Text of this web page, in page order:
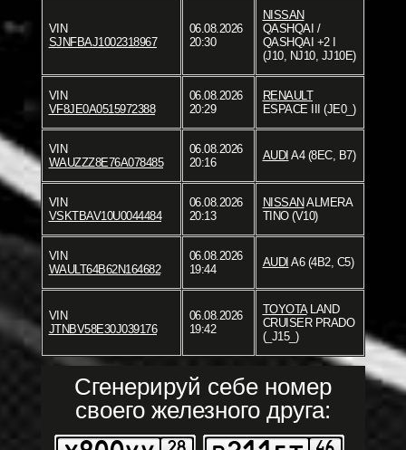
VIN
SJNFBAJ1002318967
06.08.2026
20:30
NISSAN
QASHQAI /
QASHQAI +2 I
(J10, NJ10, JJ10E)
VIN
VF8JE0A0515972388
06.08.2026
20:29
RENAULT
ESPACE III (JE0_)
VIN
WAUZZZ8E76A078485
06.08.2026
20:16
AUDI A4 (8EC, B7)
VIN
VSKTBAV10U0044484
06.08.2026
20:13
NISSAN ALMERA
TINO (V10)
VIN
WAULT64B62N164682
06.08.2026
19:44
AUDI A6 (4B2, C5)
VIN
JTNBV58E30J039176
06.08.2026
19:42
TOYOTALAND
CRUISER PRADO
(_J15_)
Сгенерируй себе номер
своего железного друга: